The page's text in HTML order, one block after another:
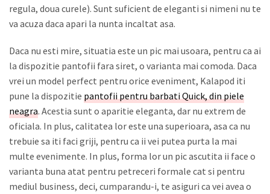
regula, doua curele). Sunt suficient de eleganti si nimeni nu te
va acuza daca apari la nunta incaltat asa.
Daca nu esti mire, situatia este un pic mai usoara, pentru ca ai
la dispozitie pantofii fara siret, o varianta mai comoda. Daca
vrei un model perfect pentru orice eveniment, Kalapod iti
pune la dispozitie pantofii pentru barbati Quick, din piele
neagra. Acestia sunt o aparitie eleganta, dar nu extrem de
oficiala. In plus, calitatea lor este una superioara, asa ca nu
trebuie sa iti faci griji, pentru ca ii vei putea purta la mai
multe evenimente. In plus, forma lor un pic ascutita ii face o
varianta buna atat pentru petreceri formale cat si pentru
mediul business, deci, cumparandu-i, te asiguri ca vei avea o